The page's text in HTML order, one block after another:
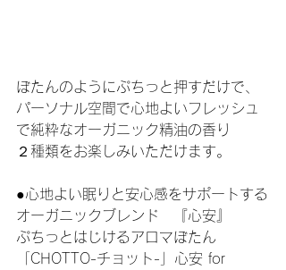
ぼたんのようにぷちっと押すだけで、
パーソナル空間で心地よいフレッシュ
で純粋なオーガニック精油の香り
２種類をお楽しみいただけます。
●心地よい眠りと安心感をサポートする
オーガニックブレンド　『心安』
ぷちっとはじけるアロマぼたん
「CHOTTO-チョット-」心安 for